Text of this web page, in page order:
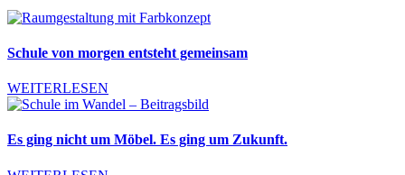
Schule von morgen entsteht gemeinsam
WEITERLESEN
Es ging nicht um Möbel. Es ging um Zukunft.